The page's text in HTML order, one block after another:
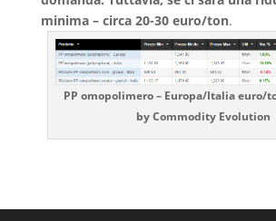
minima – circa 20-30 euro/ton.
PP omopolimero – Europa/Italia euro/
by Commodity Evolution